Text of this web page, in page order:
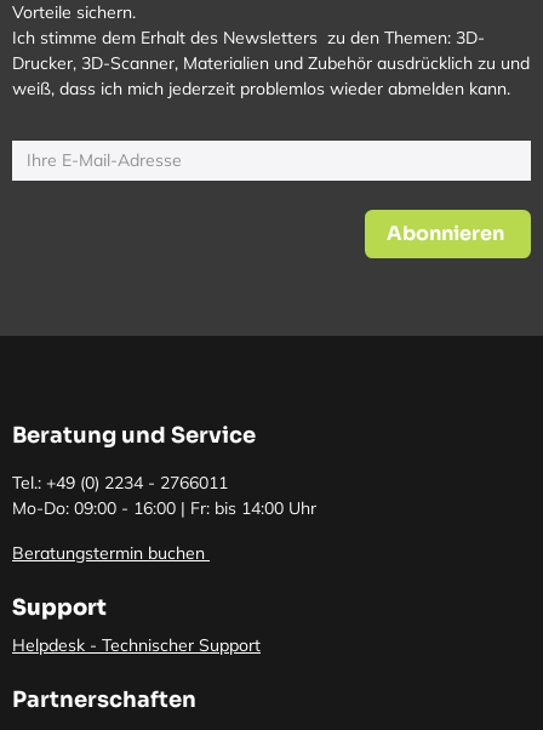
Vorteile sichern.
Ich stimme dem Erhalt des Newsletters zu den Themen: 3D-
Drucker, 3D-Scanner, Materialien und Zubehör ausdrücklich zu und
weiß, dass ich mich jederzeit problemlos wieder abmelden kann.
Abonnieren
Beratung und Service
Tel.: +49 (0) 2234 - 2766011
Mo-Do: 09:00 - 16:00 | Fr: bis 14:00 Uhr
Beratungstermin buchen
Support
Helpdesk - Technischer Support
Partnerschaften